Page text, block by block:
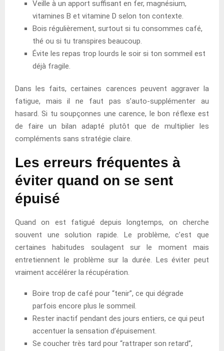
Veille à un apport suffisant en fer, magnésium,
vitamines B et vitamine D selon ton contexte.
Bois régulièrement, surtout si tu consommes café,
thé ou si tu transpires beaucoup.
Évite les repas trop lourds le soir si ton sommeil est
déjà fragile.
Dans les faits, certaines carences peuvent aggraver la
fatigue, mais il ne faut pas s’auto-supplémenter au
hasard. Si tu soupçonnes une carence, le bon réflexe est
de faire un bilan adapté plutôt que de multiplier les
compléments sans stratégie claire.
Les erreurs fréquentes à
éviter quand on se sent
épuisé
Quand on est fatigué depuis longtemps, on cherche
souvent une solution rapide. Le problème, c’est que
certaines habitudes soulagent sur le moment mais
entretiennent le problème sur la durée. Les éviter peut
vraiment accélérer la récupération.
Boire trop de café pour “tenir”, ce qui dégrade
parfois encore plus le sommeil.
Rester inactif pendant des jours entiers, ce qui peut
accentuer la sensation d’épuisement.
Se coucher très tard pour “rattraper son retard”,